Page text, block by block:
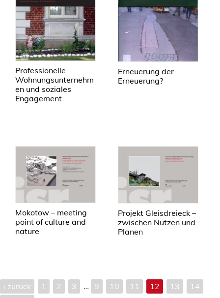
Professionelle
Wohnungsunternehm
en und soziales
Engagement
Erneuerung der
Erneuerung?
Mokotow – meeting
point of culture and
nature
Projekt Gleisdreieck –
zwischen Nutzen und
Planen
‹ zurück 1 2 3 … 9 10 11 12 13
14